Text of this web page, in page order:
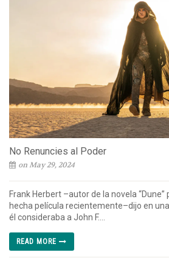
No Renuncies al Poder
on May 29, 2024
Frank Herbert –autor de la novela
hecha película recientemente–dijo en
él consideraba a John F....
READ MORE